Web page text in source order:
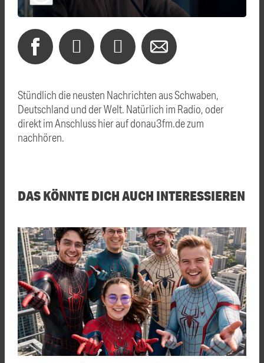
Stündlich die neusten Nachrichten aus Schwaben,
Deutschland und der Welt. Natürlich im Radio, oder
direkt im Anschluss hier auf donau3fm.de zum
nachhören.
DAS KÖNNTE DICH AUCH INTERESSIEREN